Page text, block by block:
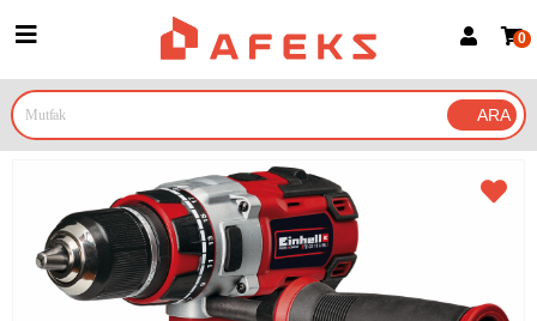
Google İle Bağlan
0